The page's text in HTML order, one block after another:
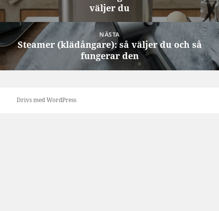
inlägg:
väljer du
NÄSTA
Nästa
inlägg:
Steamer (klädångare): så väljer du och så
fungerar den
Drivs med WordPress